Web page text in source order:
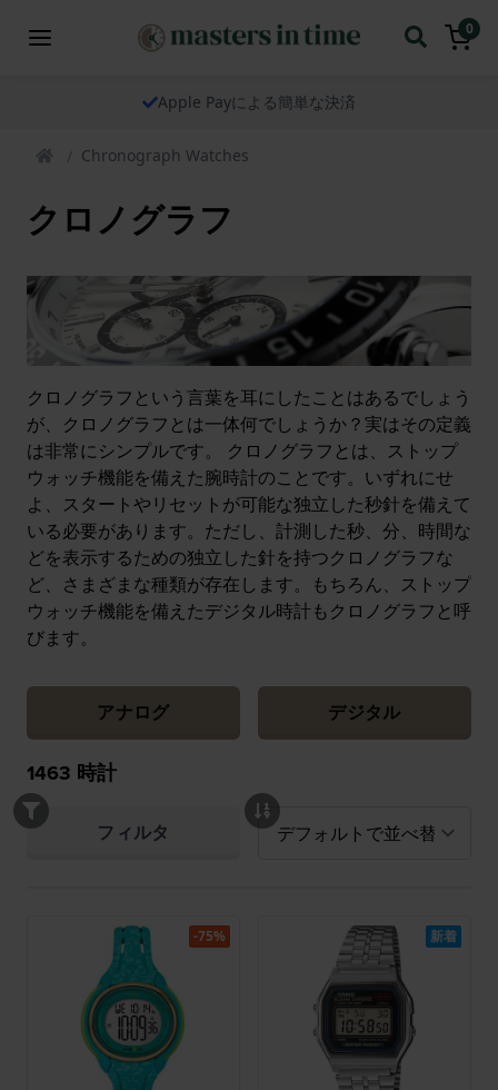
0
Apple Payによる簡単な決済
Chronograph Watches
クロノグラフ
クロノグラフという言葉を耳にしたことはあるでしょう
が、クロノグラフとは一体何でしょうか？実はその定義
は非常にシンプルです。 クロノグラフとは、ストップ
ウォッチ機能を備えた腕時計のことです。いずれにせ
よ、スタートやリセットが可能な独立した秒針を備えて
いる必要があります。ただし、計測した秒、分、時間な
どを表示するための独立した針を持つクロノグラフな
ど、さまざまな種類が存在します。もちろん、ストップ
ウォッチ機能を備えたデジタル時計もクロノグラフと呼
びます。
アナログ デジタル
1463 時計
フィルタ
-75% 新着